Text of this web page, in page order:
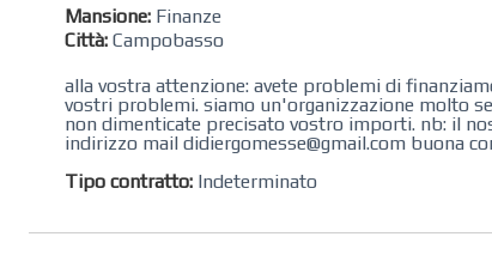
Mansione: Finanze
Città: Campobasso
alla vostra attenzione: avete problemi di
vostri problemi. siamo un'organizzazione molto
non dimenticate precisato vostro importi. nb: il
indirizzo mail didiergomesse@gmail.com buona
Tipo contratto: Indeterminato